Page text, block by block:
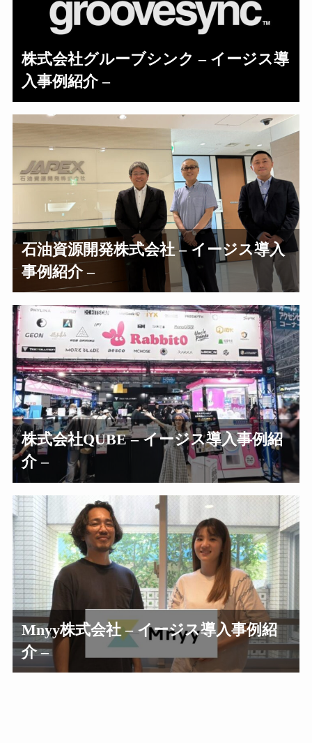
株式会社グルーブシンク – イージス導
入事例紹介 –
石油資源開発株式会社 – イージス導入
事例紹介 –
株式会社QUBE – イージス導入事例紹
介 –
Mnyy株式会社 – イージス導入事例紹
介 –